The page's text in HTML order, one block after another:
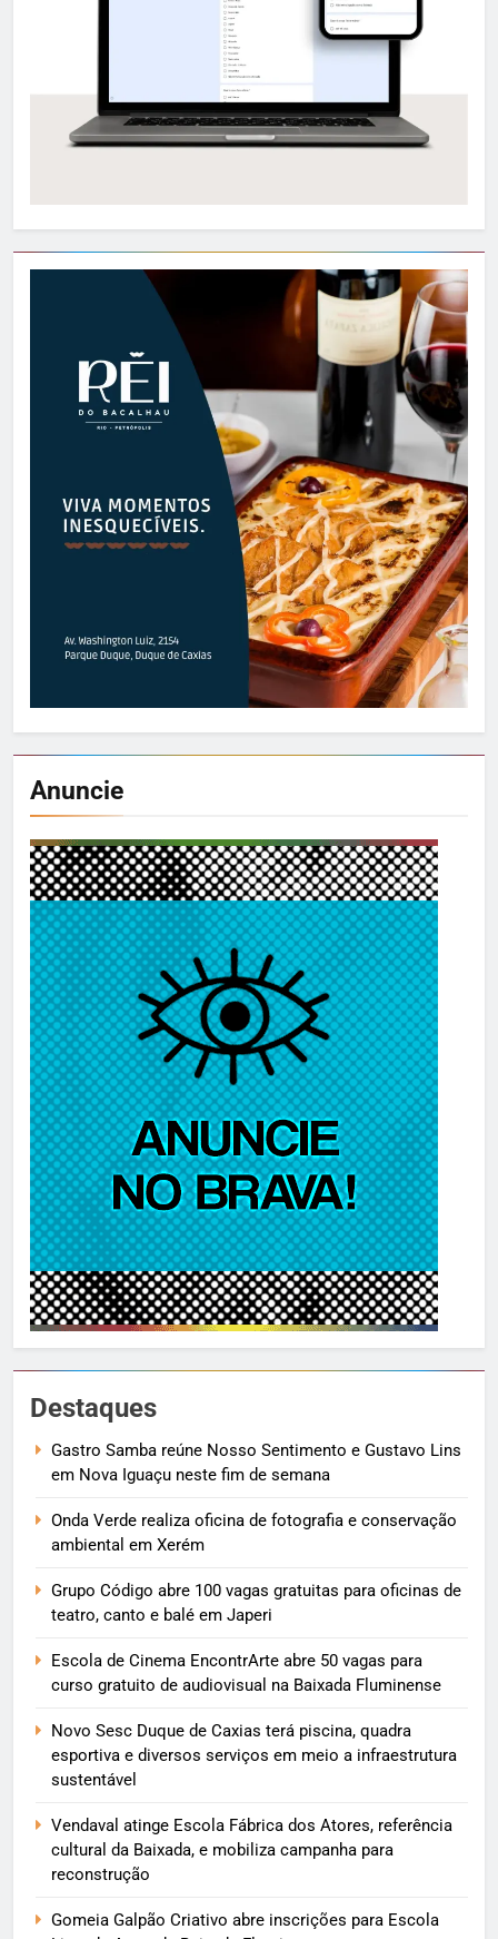
Anuncie
Destaques
Gastro Samba reúne Nosso Sentimento e Gustavo Lins
em Nova Iguaçu neste fim de semana
Onda Verde realiza oficina de fotografia e conservação
ambiental em Xerém
Grupo Código abre 100 vagas gratuitas para oficinas de
teatro, canto e balé em Japeri
Escola de Cinema EncontrArte abre 50 vagas para
curso gratuito de audiovisual na Baixada Fluminense
Novo Sesc Duque de Caxias terá piscina, quadra
esportiva e diversos serviços em meio a infraestrutura
sustentável
Vendaval atinge Escola Fábrica dos Atores, referência
cultural da Baixada, e mobiliza campanha para
reconstrução
Gomeia Galpão Criativo abre inscrições para Escola